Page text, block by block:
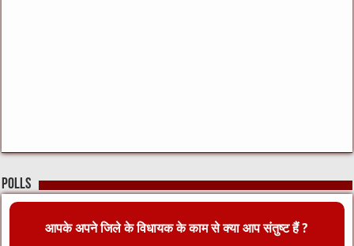
Polls
आपके अपने जिले के विधायक के काम से क्या आप संतुष्ट हैं ?